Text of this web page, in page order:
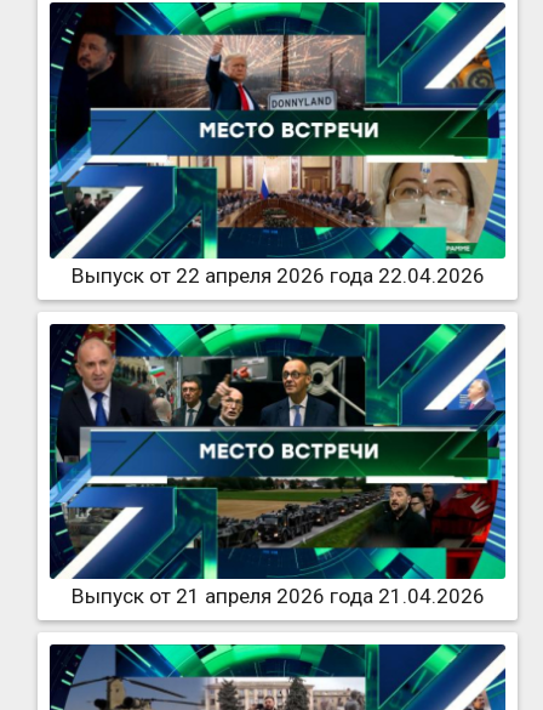
Выпуск от 22 апреля 2026 года 22.04.2026
Выпуск от 21 апреля 2026 года 21.04.2026